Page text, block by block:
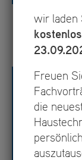
wir laden
Freuen
die